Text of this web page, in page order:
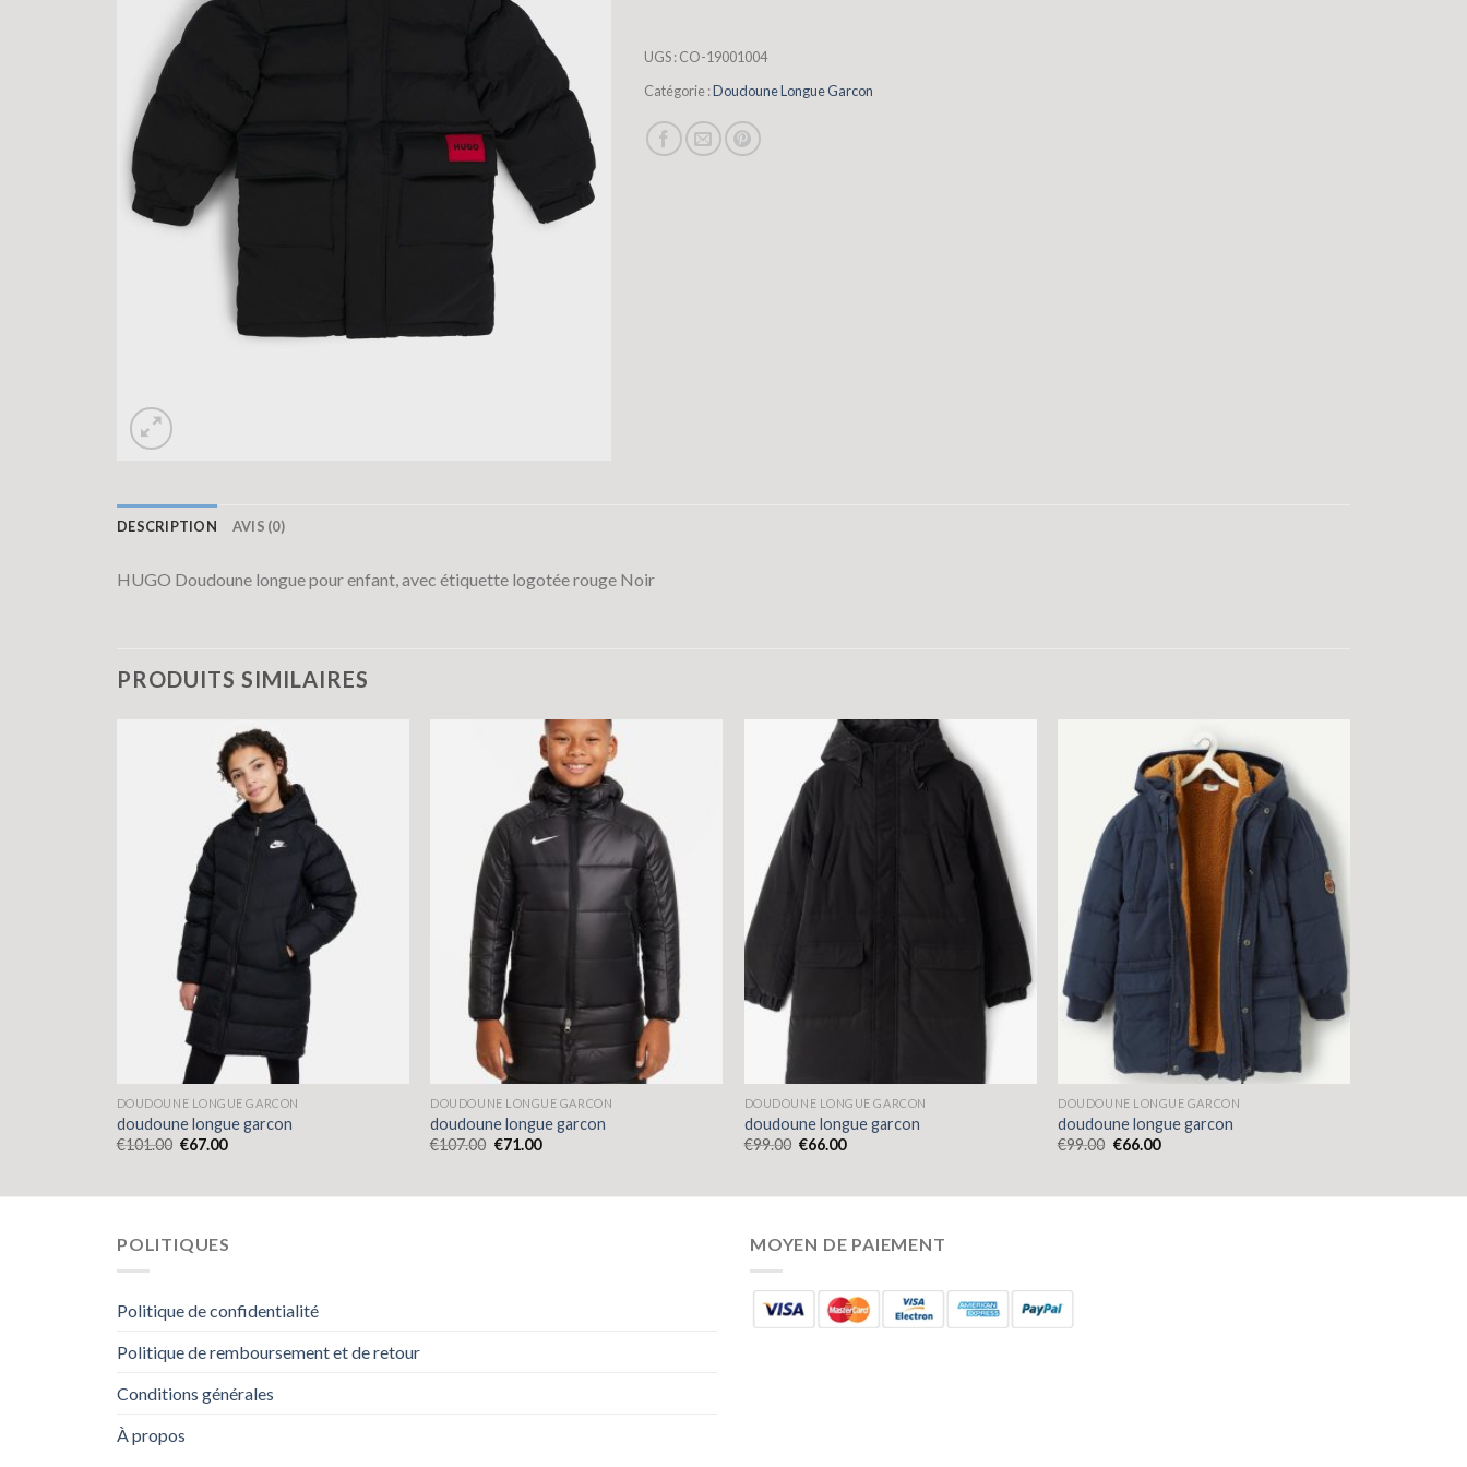
UGS :CO-19001004
Catégorie :Doudoune Longue Garcon
DESCRIPTION AVIS (0)
HUGO Doudoune longue pour enfant, avec étiquette logotée rouge Noir
PRODUITS SIMILAIRES
DOUDOUNE LONGUE GARCON
doudoune longue garcon
€101.00 €67.00
DOUDOUNE LONGUE GARCON
doudoune longue garcon
€107.00 €71.00
DOUDOUNE LONGUE GARCON
doudoune longue garcon
€99.00 €66.00
DOUDOUNE LONGUE GARCON
doudoune longue garcon
€99.00 €66.00
POLITIQUES
Politique de confidentialité
Politique de remboursement et de retour
Conditions générales
À propos
MOYEN DE PAIEMENT